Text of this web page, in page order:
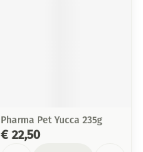
Pharma Pet Yucca 235g
€ 22,50